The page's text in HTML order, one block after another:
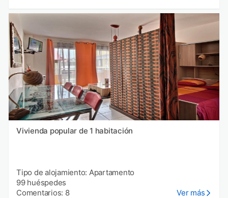
Vivienda popular de 1 habitación
Tipo de alojamiento: Apartamento
99 huéspedes
Comentarios: 8
Ver más